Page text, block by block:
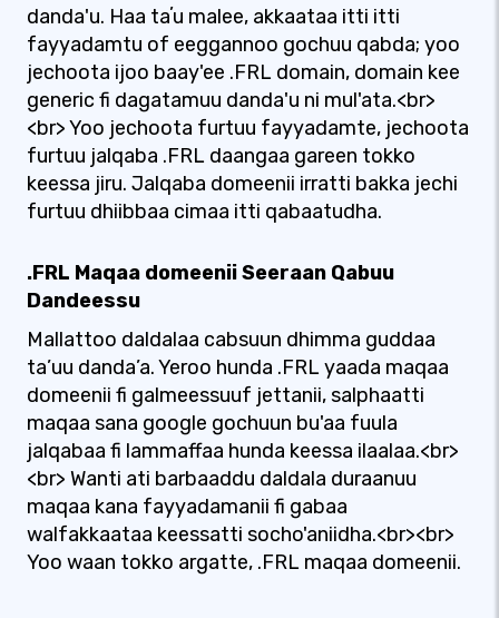
danda'u. Haa taʼu malee, akkaataa itti itti
fayyadamtu of eeggannoo gochuu qabda; yoo
jechoota ijoo baay'ee .FRL domain, domain kee
generic fi dagatamuu danda'u ni mul'ata.<br>
<br> Yoo jechoota furtuu fayyadamte, jechoota
furtuu jalqaba .FRL daangaa gareen tokko
keessa jiru. Jalqaba domeenii irratti bakka jechi
furtuu dhiibbaa cimaa itti qabaatudha.
.FRL Maqaa domeenii Seeraan Qabuu
Dandeessu
Mallattoo daldalaa cabsuun dhimma guddaa
ta’uu danda’a. Yeroo hunda .FRL yaada maqaa
domeenii fi galmeessuuf jettanii, salphaatti
maqaa sana google gochuun bu'aa fuula
jalqabaa fi lammaffaa hunda keessa ilaalaa.<br>
<br> Wanti ati barbaaddu daldala duraanuu
maqaa kana fayyadamanii fi gabaa
walfakkaataa keessatti socho'aniidha.<br><br>
Yoo waan tokko argatte, .FRL maqaa domeenii.